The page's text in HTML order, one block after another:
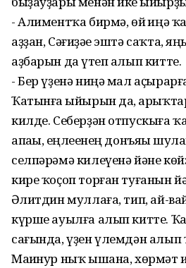
- Алиментҡа бирмә, өй һиңә
аҙҙан, Сәғиҙәһе эштә саҡта,
аҙбарын да һүтеп алып китте.
- Бер үҙенә ниңә мал
Ҡатынға һыйырын да,
килде. Себерҙән отпускыға
апаһы, һеңлеһенең донъяһы
селпәрәмә килеүенә йәне
кире ҡоҫоп торған туғанын
Әһлитдин муллаға, тип, ай-
күрше ауылға алып китте.
сағында, үҙен үлемдән
Маһинур ныҡ ышана, хөрмәт